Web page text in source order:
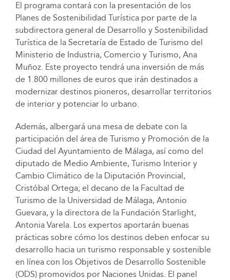
El programa contará con la presentación de los
Planes de Sostenibilidad Turística por parte de la
subdirectora general de Desarrollo y Sostenibilidad
Turística de la Secretaría de Estado de Turismo del
Ministerio de Industria, Comercio y Turismo, Ana
Muñoz. Este proyecto tendrá una inversión de más
de 1.800 millones de euros que irán destinados a
modernizar destinos pioneros, desarrollar territorios
de interior y potenciar lo urbano.
Además, albergará una mesa de debate con la
participación del área de Turismo y Promoción de la
Ciudad del Ayuntamiento de Málaga, así como del
diputado de Medio Ambiente, Turismo Interior y
Cambio Climático de la Diputación Provincial,
Cristóbal Ortega; el decano de la Facultad de
Turismo de la Universidad de Málaga, Antonio
Guevara, y la directora de la Fundación Starlight,
Antonia Varela. Los expertos aportarán buenas
prácticas sobre cómo los destinos deben enfocar su
desarrollo hacia un turismo responsable y sostenible
en línea con los Objetivos de Desarrollo Sostenible
(ODS) promovidos por Naciones Unidas. El panel